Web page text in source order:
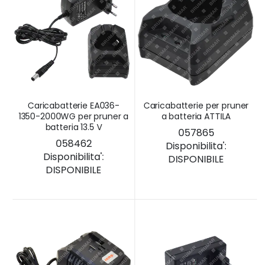
Caricabatterie EA036-
1350-2000WG per pruner a
batteria 13.5 V
058462
Disponibilita':
DISPONIBILE
Caricabatterie per pruner
a batteria ATTILA
057865
Disponibilita':
DISPONIBILE